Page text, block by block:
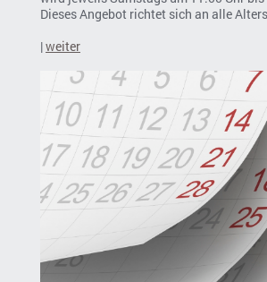
Dieses Angebot richtet sich an alle
|weiter